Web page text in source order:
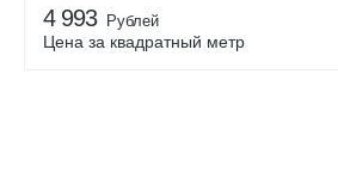
4 993 Рублей
Цена за квадратный метр